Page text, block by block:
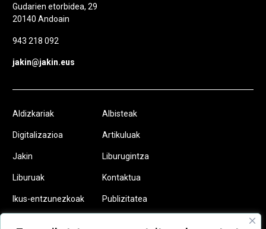
Gudarien etorbidea, 29
20140 Andoain
943 218 092
jakin@jakin.eus
Aldizkariak
Digitalizazioa
Jakin
Liburuak
Ikus-entzunezkoak
Albisteak
Artikuluak
Liburugintza
Kontaktua
Publizitatea